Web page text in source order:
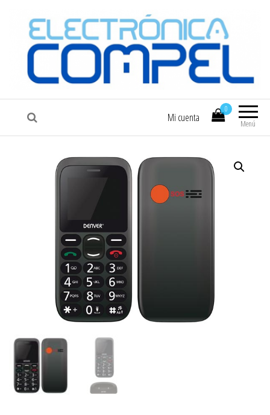
COMPEL Electrónica COMPEL
Menú
0
Mi cuenta